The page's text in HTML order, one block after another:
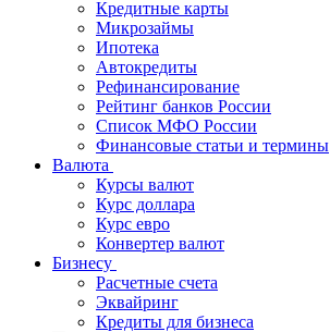
Кредитные карты
Микрозаймы
Ипотека
Автокредиты
Рефинансирование
Рейтинг банков России
Список МФО России
Финансовые статьи и термины
Валюта
Курсы валют
Курс доллара
Курс евро
Конвертер валют
Бизнесу
Расчетные счета
Эквайринг
Кредиты для бизнеса